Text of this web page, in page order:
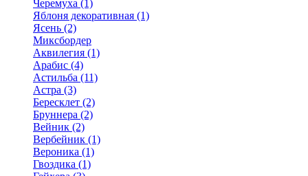
Черемуха (1)
Яблоня декоративная (1)
Ясень (2)
Миксбордер
Аквилегия (1)
Арабис (4)
Астильба (11)
Астра (3)
Бересклет (2)
Бруннера (2)
Вейник (2)
Вербейник (1)
Вероника (1)
Гвоздика (1)